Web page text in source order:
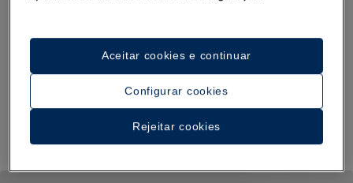
Configurar cookies
Rejeitar cookies
Aceitar cookies e continuar